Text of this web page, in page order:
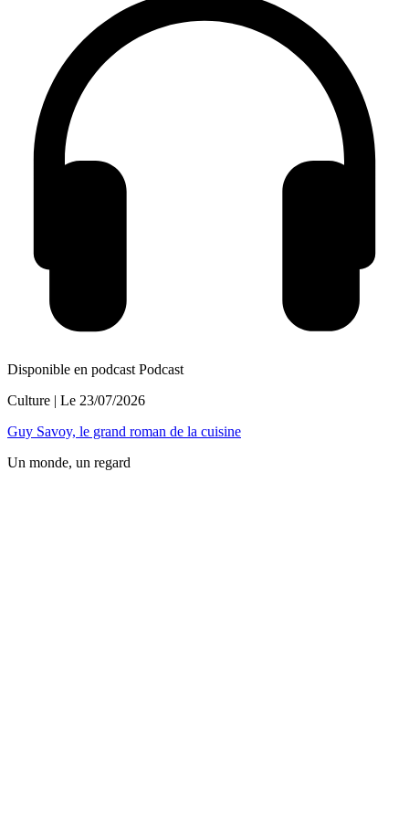
Disponible en podcast Podcast
Culture | Le 23/07/2026
Guy Savoy, le grand roman de la cuisine
Un monde, un regard